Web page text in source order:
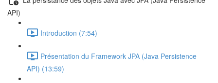
API)
Introduction (7:54)
Présentation du Framework JPA (Java Persistence
API) (13:59)